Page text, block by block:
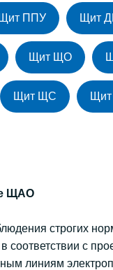
Щит ППУ Щит
Щит ЩО
Щит ЩС
ЩАО
строгих
соответствии с
линиям